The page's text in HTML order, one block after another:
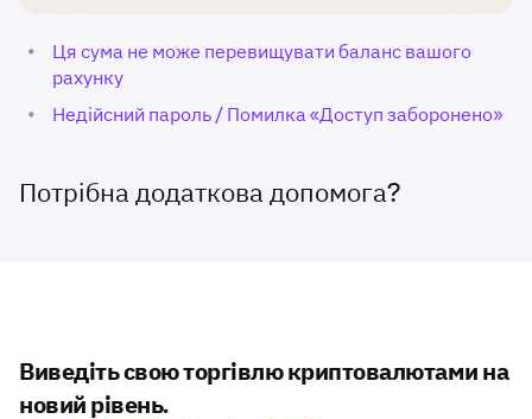
•
Ця сума не може перевищувати баланс вашого
рахунку
• Недійсний пароль / Помилка «Доступ заборонено»
Потрібна додаткова допомога?
Виведіть свою торгівлю криптовалютами на
новий рівень.